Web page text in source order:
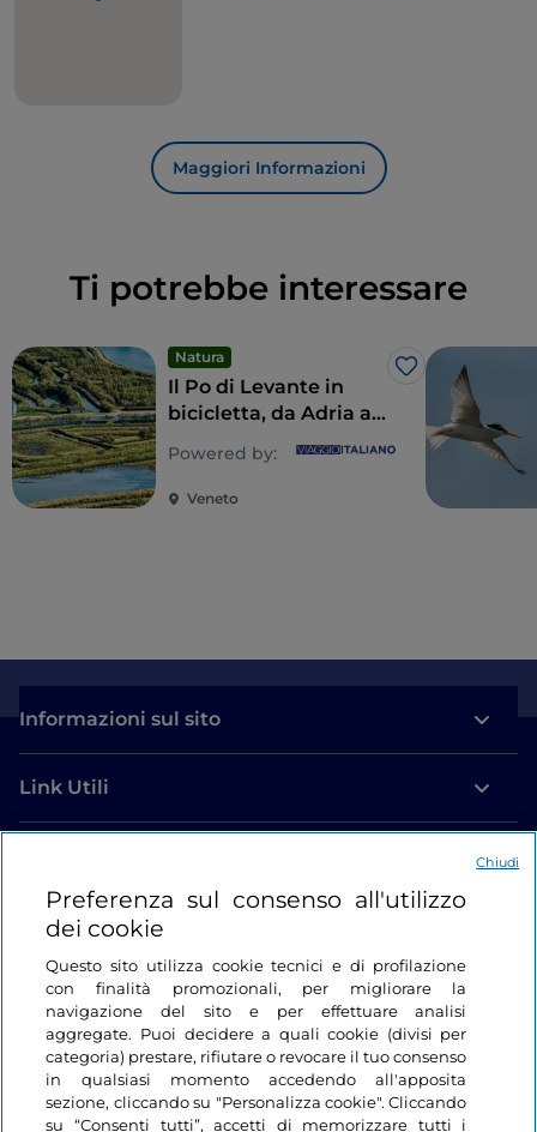
Maggiori Informazioni
Ti potrebbe interessare
Natura
Like
Il Po di Levante in
bicicletta, da Adria a
Powered by:
Veneto
Informazioni sul sito
Link Utili
Restiamo in contatto
Preferenza sul consenso all'utilizzo
dei cookie
Questo sito utilizza cookie tecnici e di profilazione
con finalità promozionali, per migliorare la
navigazione del sito e per effettuare analisi
aggregate. Puoi decidere a quali cookie (divisi per
categoria) prestare, rifiutare o revocare il tuo consenso
in qualsiasi momento accedendo all'apposita
sezione, cliccando su "Personalizza cookie". Cliccando
su “Consenti tutti”, accetti di memorizzare tutti i
Chiudi